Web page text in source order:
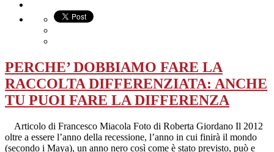
PERCHE’ DOBBIAMO FARE LA
RACCOLTA DIFFERENZIATA: ANCHE
TU PUOI FARE LA DIFFERENZA
Articolo di Francesco Miacola Foto di Roberta Giordano Il 2012
oltre a essere l’anno della recessione, l’anno in cui finirà il mondo
(secondo i Maya), un anno nero così come è stato previsto, può e